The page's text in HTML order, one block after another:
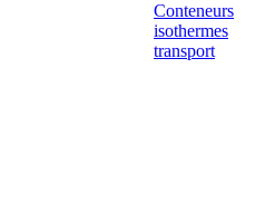
Conteneurs
isothermes
transport